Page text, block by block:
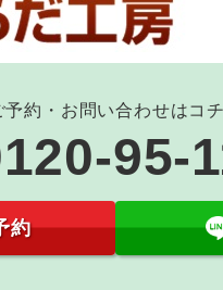
予約・お問い合わせはコ
95-
約